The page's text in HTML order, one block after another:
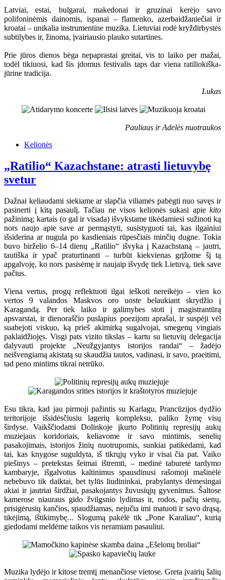
Latviai, estai, bulgarai, makedonai ir gruzinai kerėjo savo
polifoninėmis dainomis, ispanai – flamenko, azerbaidžaniečiai ir
kroatai – unikalia instrumentine muzika. Lietuviai rodė kryždirbystės
subtilybes ir, žinoma, įvairiausio plauko sutartines.
Prie jūros dienos bėga nepaprastai greitai, vis to laiko per mažai,
todėl tikiuosi, kad šis įdomus festivalis taps dar viena ratiliokiška-
jūrine tradicija.
Lukas
Pauliaus ir Adelės nuotraukos
Kelionės
„Ratilio“ Kazachstane: atrasti lietuvybę
svetur
Dažnai keliaudami siekiame ar slapčia viliamės pabėgti nuo savęs ir
pasinerti į kitą pasaulį. Tačiau ne visos kelionės sukasi apie kito
pažinimą; kartais (o gal ir visada) išvykstame tikėdamiesi sužinoti ką
nors naujo apie save ar permąstyti, susistyguoti tai, kas ilgainiui
išsiderina ar nugula po kasdieniais rūpesčiais minčių dugne. Tokia
buvo birželio 6–14 dienų „Ratilio“ išvyka į Kazachstaną – jautri,
tautiška ir ypač praturtinanti – turbūt kiekvienas grįžome šį tą
apgalvoję, ko nors pasisėmę ir naujaip išvydę tiek Lietuvą, tiek save
pačius.
Viena vertus, progų reflektuoti ilgai ieškoti nereikėjo – vien ko
vertos 9 valandos Maskvos oro uoste belaukiant skrydžio į
Karagandą. Per tiek laiko ir galimybes stoti į magistrantūrą
apsvarstai, ir dienoraščio puslapius poezijom aprašai, ir suspėji vėl
suabejoti viskuo, ką prieš akimirką sugalvojai, smegenų vingiais
paklaidžiojęs. Visgi pats vizito tikslas – kartu su lietuvių delegacija
dalyvauti projekte „Neužgyjantys istorijos randai“ – žadėjo
neišvengiamą akistatą su skaudžia tautos, vadinasi, ir savo, praeitimi,
tad peno mintims tikrai netrūko.
Esu tikra, kad jau pirmoji pažintis su Karlagu, Prancūzijos dydžio
teritorijoje išsidėsčiusiu lagerių kompleksu, paliko žymę visų
širdyse. Vaikščiodami Dolinkoje įkurto Politinių represijų aukų
muziejaus koridoriais, keliavome ir savo mintimis, senelių
pasakojimais, istorijos žinių nuotrupomis, sunkiai patikėdami, kad
tai, kas knygose suguldyta, iš tikrųjų vyko ir visai čia pat. Vaiko
piešinys – pretekstas šeimai ištremti, – medinė taburetė tardymo
kambaryje, išgalvotus kaltinimus spausdinusi rašomoji mašinėlė
nebebuvo tik daiktai, bet tylūs liudininkai, prabylantys dėmesingai
akiai ir jautriai širdžiai, pasakojantys žuvusiųjų gyvenimus. Šaltose
kamerose niauraus gido žvilgsnio lydimas ir, rodos, pačių sienų,
prisigėrusių kančios, spaudžiamas, nejučia imi matuoti ir savo drąsą,
tikėjimą, ištikimybę... Slogumą pakėlė tik „Pone Karaliau“, kurią
giedodami meldėme taikos vis neramiam pasauliui.
Muzika lydėjo ir kitose tremtį menančiose vietose. Greta įvairių šalių